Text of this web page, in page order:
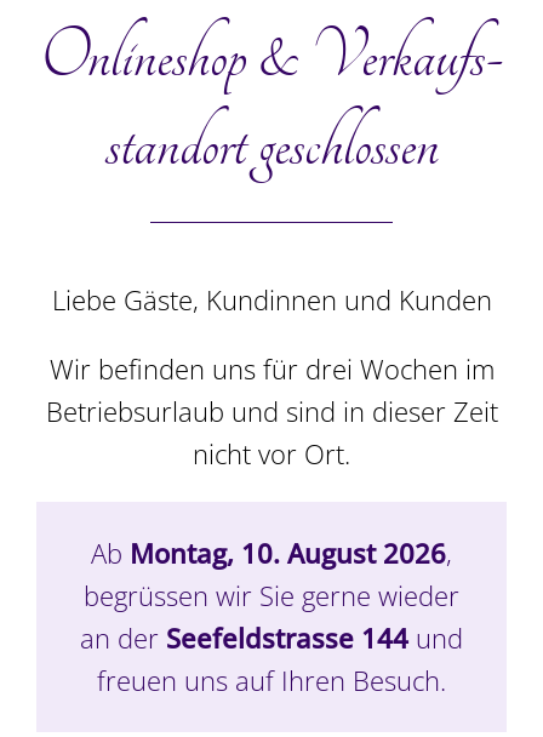
Dessertplatte, klein,
15 Stk.
CHF58.00
Onlineshop & Verkaufs­
standort geschlossen
Liebe Gäste, Kundinnen und Kunden
Wir befinden uns für drei Wochen im
Betriebsurlaub und sind in dieser Zeit
nicht vor Ort.
Ab Montag, 10. August 2026,
begrüssen wir Sie gerne wieder
an der Seefeldstrasse 144 und
freuen uns auf Ihren Besuch.